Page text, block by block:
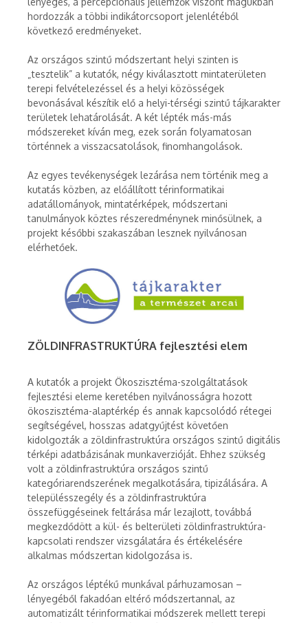
hordozzák a többi indikátorcsoport jelenlétéből
következő eredményeket.
Az országos szintű módszertant helyi szinten is
„tesztelik” a kutatók, négy kiválasztott mintaterületen
terepi felvételezéssel és a helyi közösségek
bevonásával készítik elő a helyi-térségi szintű tájkarakter
területek lehatárolását. A két lépték más-más
módszereket kíván meg, ezek során folyamatosan
történnek a visszacsatolások, finomhangolások.
Az egyes tevékenységek lezárása nem történik meg a
kutatás közben, az előállított térinformatikai
adatállományok, mintatérképek, módszertani
tanulmányok köztes részeredménynek minősülnek, a
projekt későbbi szakaszában lesznek nyilvánosan
elérhetőek.
ZÖLDINFRASTRUKTÚRA fejlesztési elem
A kutatók a projekt Ökoszisztéma-szolgáltatások
fejlesztési eleme keretében nyilvánosságra hozott
ökoszisztéma-alaptérkép és annak kapcsolódó rétegei
segítségével, hosszas adatgyűjtést követően
kidolgozták a zöldinfrastruktúra országos szintű digitális
térképi adatbázisának munkaverzióját. Ehhez szükség
volt a zöldinfrastruktúra országos szintű
kategóriarendszerének megalkotására, tipizálására. A
településszegély és a zöldinfrastruktúra
összefüggéseinek feltárása már lezajlott, továbbá
megkezdődött a kül- és belterületi zöldinfrastruktúra-
kapcsolati rendszer vizsgálatára és értékelésére
alkalmas módszertan kidolgozása is.
Az országos léptékű munkával párhuzamosan –
lényegéből fakadóan eltérő módszertannal, az
automatizált térinformatikai módszerek mellett terepi